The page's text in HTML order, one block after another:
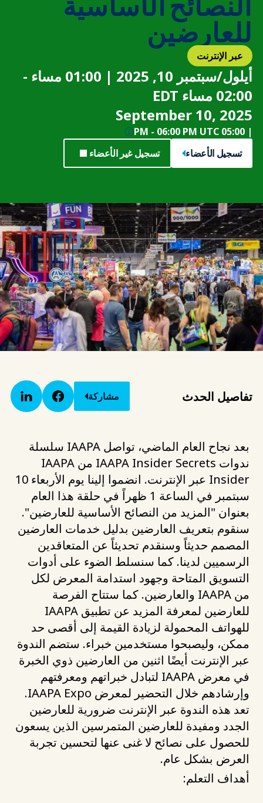
للعارضين
عبر الإنترنت
أيلول/سبتمبر 10, 2025 | 01:00 مساء -
02:00 مساء EDT
September 10, 2025
|
05:00 PM
- 06:00 PM UTC
تسجيل الأعضاء
تسجيل غير الأعضاء
تفاصيل الحدث مشاركة
بعد نجاح العام الماضي، تواصل IAAPA سلسلة
ندوات IAAPA Insider Secrets من IAAPA
Insider عبر الإنترنت. انضموا إلينا يوم الأربعاء 10
سبتمبر في الساعة 1 ظهراً في حلقة هذا العام
بعنوان "المزيد من النصائح الأساسية للعارضين".
سنقوم بتعريف العارضين بدليل خدمات العارضين
المصمم حديثاً وسنقدم تحديثاً عن المتعاقدين
الرسميين لدينا. كما سنسلط الضوء على أدوات
التسويق المتاحة وجهود استدامة المعرض لكل
من IAAPA والعارضين. كما ستتاح الفرصة
للعارضين لمعرفة المزيد عن تطبيق IAAPA
للهواتف المحمولة لزيادة القيمة إلى أقصى حد
ممكن، وليصبحوا مستخدمين خبراء. ستضم الندوة
عبر الإنترنت أيضًا اثنين من العارضين ذوي الخبرة
في معرض IAAPA لتبادل خبراتهم ومعرفتهم
وإرشادهم خلال التحضير لمعرض IAAPA Expo.
تعد هذه الندوة عبر الإنترنت ضرورية للعارضين
الجدد ومفيدة للعارضين المتمرسين الذين يسعون
للحصول على نصائح لا غنى عنها لتحسين تجربة
العرض بشكل عام.
أهداف التعلم: